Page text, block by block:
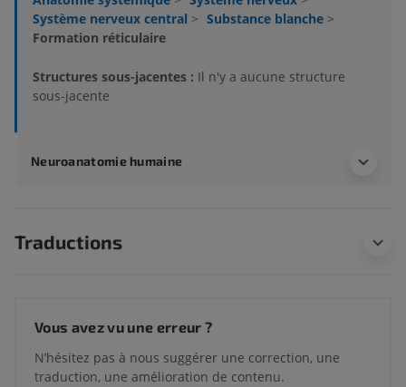
Système nerveux central > Substance blanche >
Formation réticulaire
Structures sous-jacentes : Il n'y a aucune structure
sous-jacente
Neuroanatomie humaine
Traductions
Vous avez vu une erreur ?
N’hésitez pas à nous suggérer une correction, une
traduction, une amélioration de contenu.